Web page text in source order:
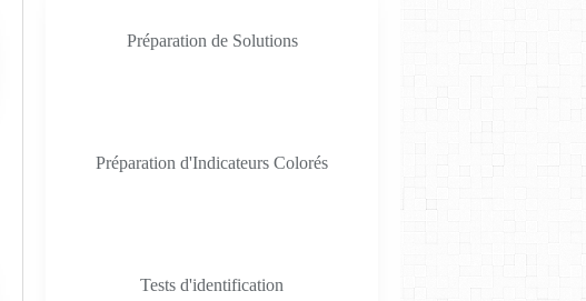
Préparation de Solutions
Préparation d'Indicateurs Colorés
Tests d'identification